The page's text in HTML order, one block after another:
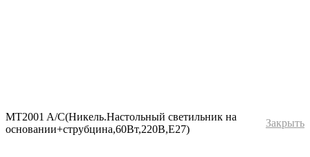
MT2001 A/C(Никель.Настольный светильник на
основании+струбцина,60Вт,220В,Е27)
Закрыть